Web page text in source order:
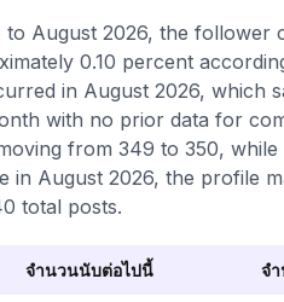
August 2026, the follower
0.10 percent
in August 2026, which
with no prior data for
from 349 to 350,
in August 2026, the profile
total posts.
จำนวนนับต่อไปนี้ จ